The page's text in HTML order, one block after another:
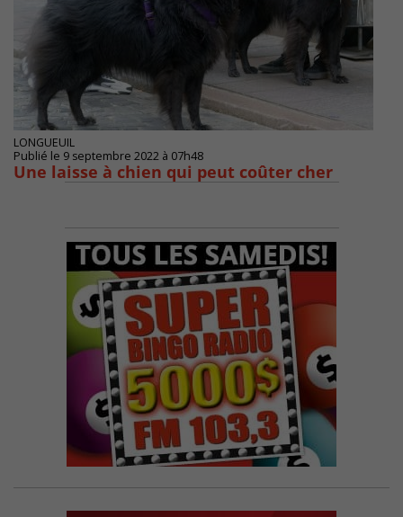
LONGUEUIL
Publié le 9 septembre 2022 à 07h48
Une laisse à chien qui peut coûter cher